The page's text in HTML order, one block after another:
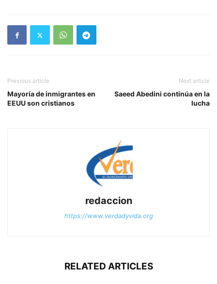
Previous article
Mayoría de inmigrantes en
EEUU son cristianos
Next article
Saeed Abedini continúa en la
lucha
redaccion
https://www.verdadyvida.org
RELATED ARTICLES